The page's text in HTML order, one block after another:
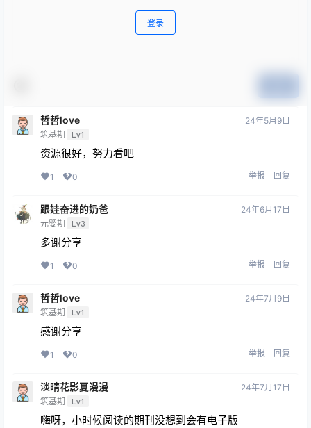
登录
哲哲love
筑基期 Lv1
24年5月9日
资源很好，努力看吧
1 0 举报 回复
跟娃奋进的奶爸
元婴期 Lv3
24年6月17日
多谢分享
1 0 举报 回复
哲哲love
筑基期 Lv1
24年7月9日
感谢分享
1 0 举报 回复
淡晴花影夏漫漫
筑基期 Lv1
24年7月17日
嗨呀，小时候阅读的期刊没想到会有电子版